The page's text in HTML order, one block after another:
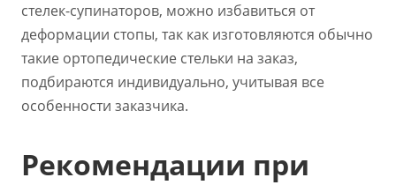
стелек-супинаторов, можно избавиться от
деформации стопы, так как изготовляются обычно
такие ортопедические стельки на заказ,
подбираются индивидуально, учитывая все
особенности заказчика.
Рекомендации при